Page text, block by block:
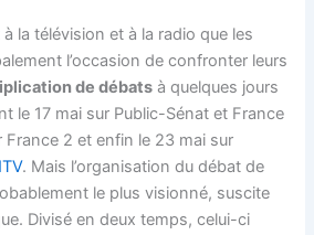
la télévision et à la radio que les
l’occasion de confronter leurs
de débats à quelques jours
le 17 mai sur Public-Sénat et France
France 2 et enfin le 23 mai sur
. Mais l’organisation du débat de
le plus visionné, suscite
Divisé en deux temps, celui-ci